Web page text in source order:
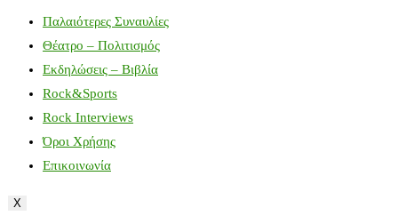
Παλαιότερες Συναυλίες
Θέατρο – Πολιτισμός
Εκδηλώσεις – Βιβλία
Rock&Sports
Rock Interviews
Όροι Χρήσης
Επικοινωνία
X